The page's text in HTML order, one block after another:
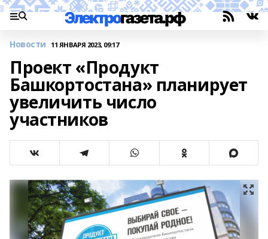
Новости 11 ЯНВАРЯ 2023, 09:17
Проект «Продукт
Башкортостана» планирует
увеличить число
участников